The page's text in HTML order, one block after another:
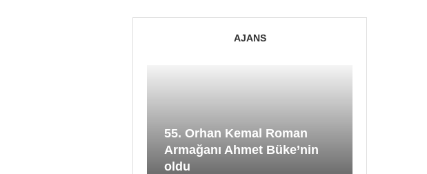
AJANS
55. Orhan Kemal Roman
Armağanı Ahmet Büke’nin
oldu